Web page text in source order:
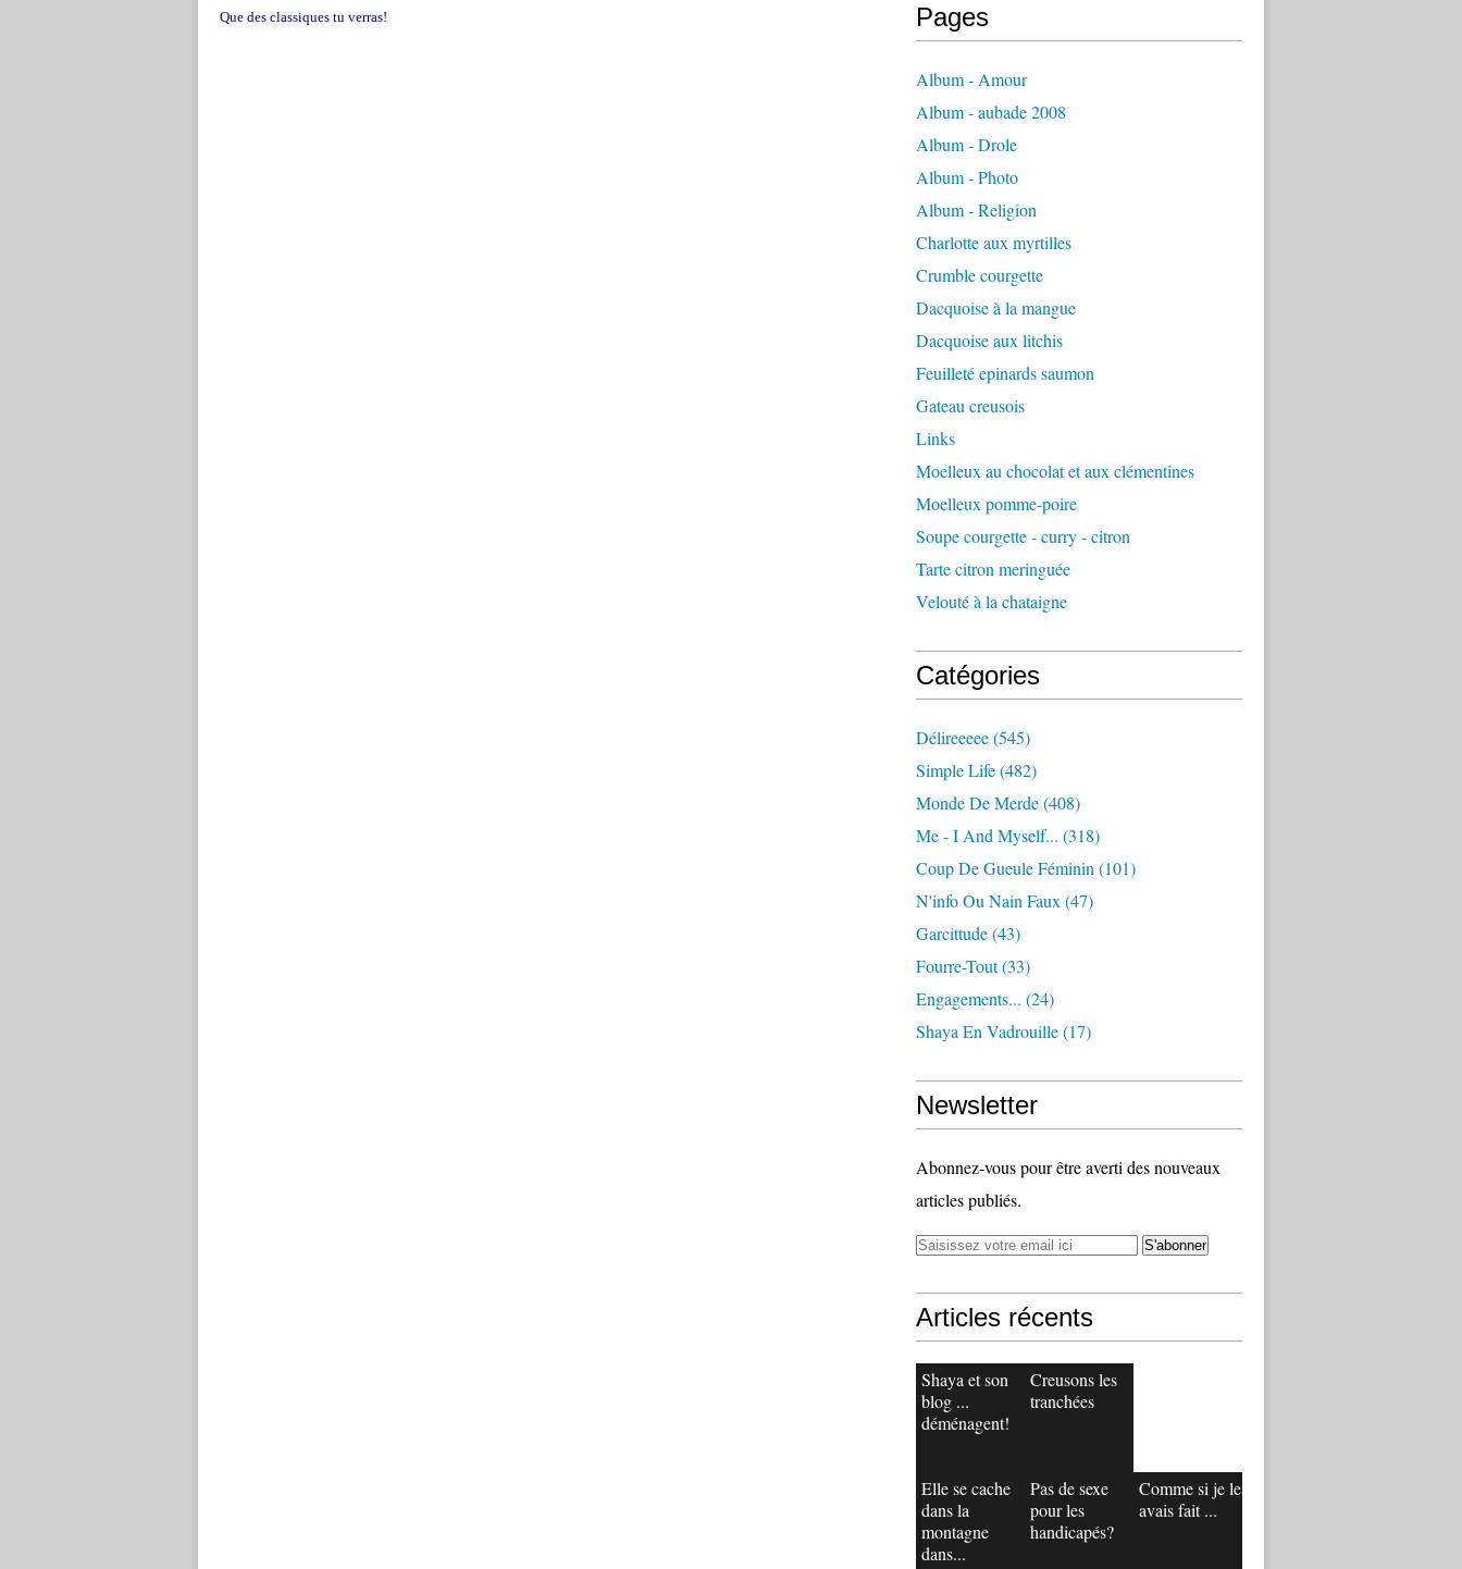
Que des classiques tu verras! Pages
Album - Amour
Album - aubade 2008
Album - Drole
Album - Photo
Album - Religion
Charlotte aux myrtilles
Crumble courgette
Dacquoise à la mangue
Dacquoise aux litchis
Feuilleté epinards saumon
Gateau creusois
Links
Moelleux au chocolat et aux clémentines
Moelleux pomme-poire
Soupe courgette - curry - citron
Tarte citron meringuée
Velouté à la chataigne
Catégories
Délireeeee(545)
Simple Life(482)
Monde De Merde(408)
Me - I And Myself... (318)
Coup De Gueule Féminin (101)
N'info Ou Nain Faux (47)
Garcittude(43)
Fourre-Tout(33)
Engagements... (24)
Shaya En Vadrouille(17)
Newsletter
Abonnez-vous pour être averti des nouveaux
articles publiés.
Articles récents
Shaya et son
blog ...
déménagent!
Creusons les
tranchées
Elle se cache
dans la
montagne
dans...
Pas de sexe
pour les
handicapés?
Comme si je les
avais fait ...